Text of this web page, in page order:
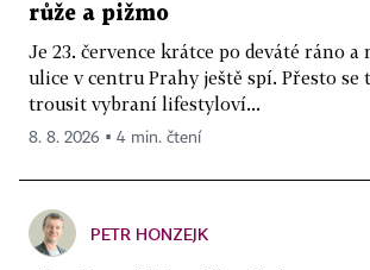
růže a pižmo
Je 23. července krátce po deváté ráno a
ulice v centru Prahy ještě spí. Přesto se
trousit vybraní lifestyloví...
8. 8. 2026 ▪ 4 min. čtení
PETR HONZEJK